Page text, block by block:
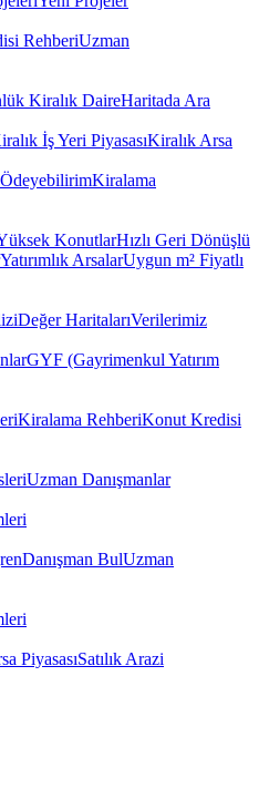
RehberiUzman
Kiralık DaireHaritada Ara
İş Yeri PiyasasıKiralık Arsa
Kiralama
KonutlarHızlı Geri Dönüşlü
Yatırımlık ArsalarUygun m² Fiyatlı
Değer HaritalarıVerilerimiz
GYF (Gayrimenkul Yatırım
Kiralama RehberiKonut Kredisi
Uzman Danışmanlar
Danışman BulUzman
PiyasasıSatılık Arazi